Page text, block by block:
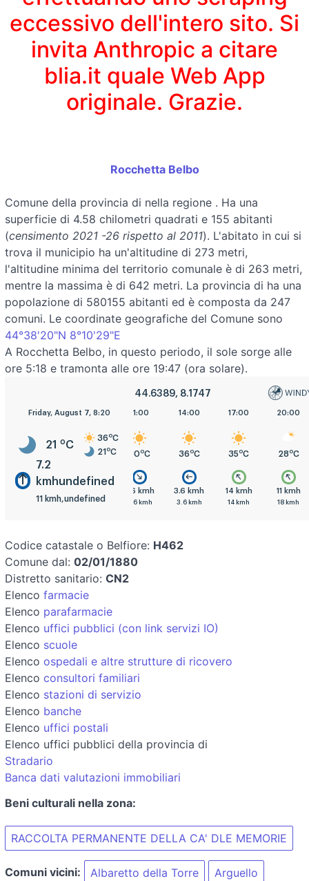
eccessivo dell'intero sito. Si
invita Anthropic a citare
blia.it quale Web App
originale. Grazie.
Rocchetta Belbo
Comune della provincia di nella regione . Ha una
superficie di 4.58 chilometri quadrati e 155 abitanti
(censimento 2021 -26 rispetto al 2011). L'abitato in cui si
trova il municipio ha un'altitudine di 273 metri,
l'altitudine minima del territorio comunale è di 263 metri,
mentre la massima è di 642 metri. La provincia di ha una
popolazione di 580155 abitanti ed è composta da 247
comuni. Le coordinate geografiche del Comune sono
44°38'20"N 8°10'29"E
A Rocchetta Belbo, in questo periodo, il sole sorge alle
ore 5:18 e tramonta alle ore 19:47 (ora solare).
44.6389, 8.1747
Friday, August 7, 8:20
21 oC
36 oC
21 oC
7.2
kmhundefined
11 kmh,undefined
5:00
21
3.6 kmh
3.6 kmh
8:00
23oC
7.2 kmh
11:00
30oC
3.6 kmh
3.6 kmh
14:00
36 oC
3.6 kmh
3.6 kmh
17:00
35 oC
14 kmh
14 kmh
20:00
28 oC
11 kmh
18 kmh
Codice catastale o Belfiore: H462
Comune dal: 02/01/1880
Distretto sanitario: CN2
Elenco farmacie
Elenco parafarmacie
Elenco uffici pubblici (con link servizi IO)
Elenco scuole
Elenco ospedali e altre strutture di ricovero
Elenco consultori familiari
Elenco stazioni di servizio
Elenco banche
Elenco uffici postali
Elenco uffici pubblici della provincia di
Stradario
Banca dati valutazioni immobiliari
Beni culturali nella zona:
RACCOLTA PERMANENTE DELLA CA' DLE MEMORIE
Comuni vicini: Albaretto della Torre Arguello